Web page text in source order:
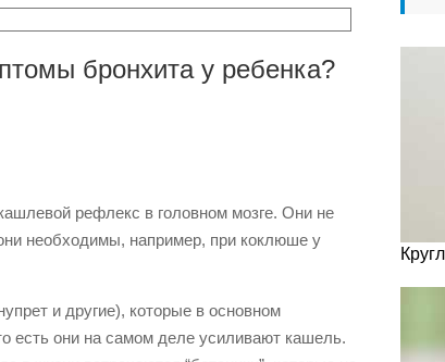
бронхита у ребенка?
рефлекс в головном мозге. Они не
необходимы, например, при коклюше у
и другие), которые в основном
есть они на самом деле усиливают кашель.